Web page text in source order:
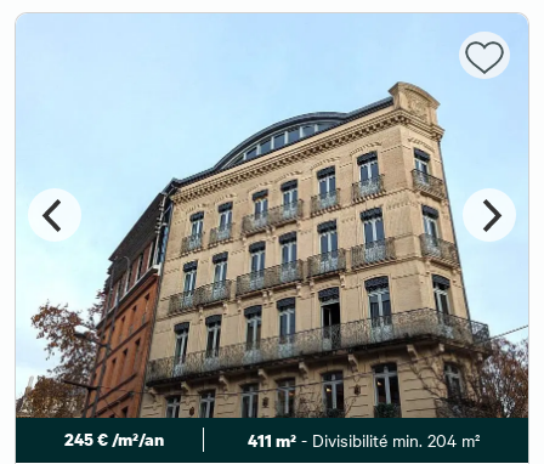
245 € /m²/an 411 m² - Divisibilité min. 204 m²